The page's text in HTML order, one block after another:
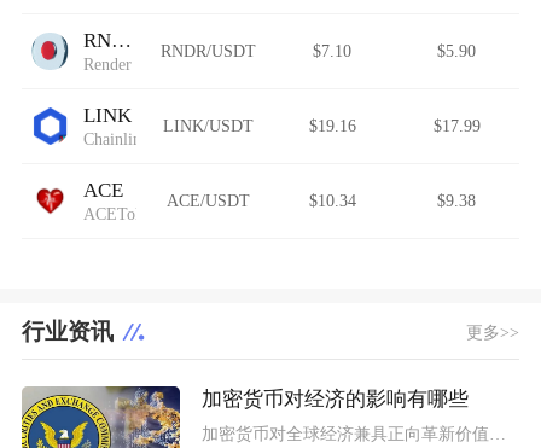
RNDR
Render
RNDR/USDT $7.10 $5.90
LINK
Chainlink (Wormhole)
LINK/USDT $19.16 $17.99
ACE
ACEToken
ACE/USDT $10.34 $9.38
行业资讯 更多>>
加密货币对经济的影响有哪些